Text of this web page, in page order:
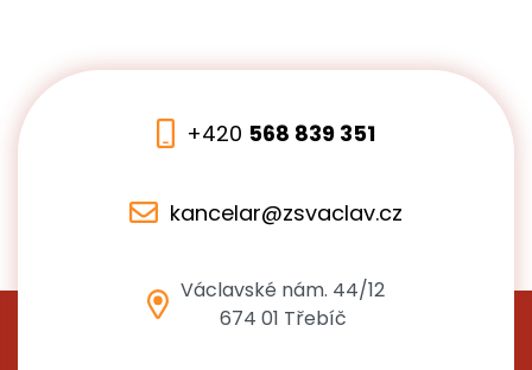
+420 568 839 351
kancelar@zsvaclav.cz
Václavské nám. 44/12
674 01 Třebíč